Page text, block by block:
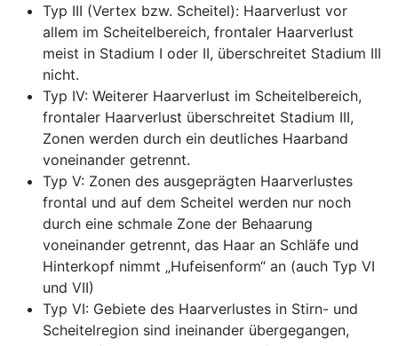
Typ III (Vertex bzw. Scheitel): Haarverlust vor
allem im Scheitelbereich, frontaler Haarverlust
meist in Stadium I oder II, überschreitet Stadium III
nicht.
Typ IV: Weiterer Haarverlust im Scheitelbereich,
frontaler Haarverlust überschreitet Stadium III,
Zonen werden durch ein deutliches Haarband
voneinander getrennt.
Typ V: Zonen des ausgeprägten Haarverlustes
frontal und auf dem Scheitel werden nur noch
durch eine schmale Zone der Behaarung
voneinander getrennt, das Haar an Schläfe und
Hinterkopf nimmt „Hufeisenform“ an (auch Typ VI
und VII)
Typ VI: Gebiete des Haarverlustes in Stirn- und
Scheitelregion sind ineinander übergegangen,